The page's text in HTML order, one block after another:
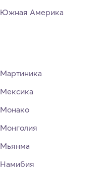
Южная Америка
Мартиника
Мексика
Монако
Монголия
Мьянма
Намибия